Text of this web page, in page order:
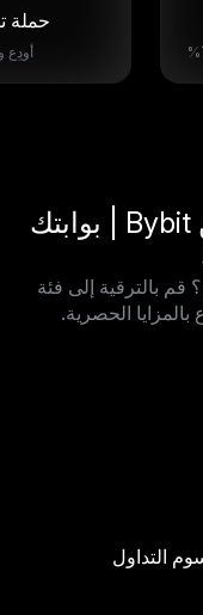
حملة
أودِع
برنامج كبار الشخصيات من Bybit | بوابتك
بالترقية إلى فئة